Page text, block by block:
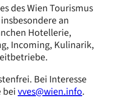
des Wien Tourismus
an
Hotellerie,
Incoming, Kulinarik,
Bei Interesse
beivves@wien.info.